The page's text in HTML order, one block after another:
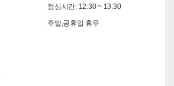
점심시간: 12:30 ~ 13:30
주말,공휴일 휴무